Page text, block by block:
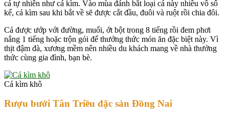
cá tự nhiên như cá kìm. Vào mùa đánh bắt loại cá này nhiều vô số
kể, cá kìm sau khi bắt về sẽ được cắt đầu, đuôi và ruột rồi chia đôi.
Cá được ướp với đường, muối, ớt bột trong 8 tiếng rồi đem phơi
nắng 1 tiếng hoặc trộn gỏi để thưởng thức món ăn đặc biệt này. Vì
thịt đậm đà, xương mềm nên nhiều du khách mang về nhà thưởng
thức cùng gia đình, bạn bè.
Cá kìm khô
Rượu bưởi Tân Triều đặc sản Đồng Nai